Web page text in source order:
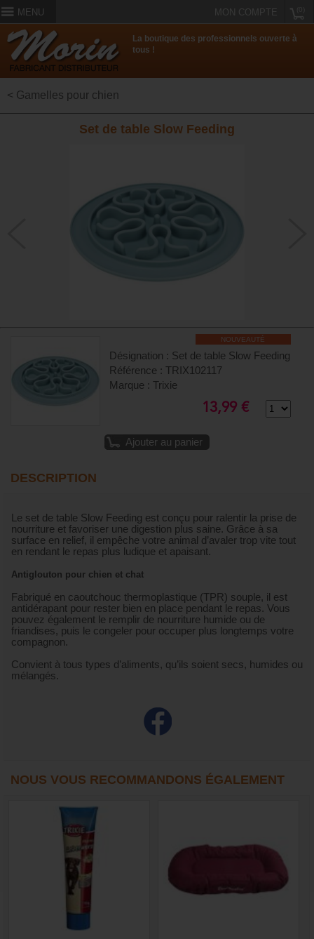
MENU MON COMPTE
La boutique des professionnels ouverte à
tous !
< Gamelles pour chien
Set de table Slow Feeding
NOUVEAUTÉ
Désignation : Set de table Slow Feeding
Référence : TRIX102117
Marque : Trixie
13,99 €
Ajouter au panier
DESCRIPTION
Le set de table Slow Feeding est conçu pour ralentir la prise de
nourriture et favoriser une digestion plus saine. Grâce à sa
surface en relief, il empêche votre animal d’avaler trop vite tout
en rendant le repas plus ludique et apaisant.
Antiglouton pour chien et chat
Fabriqué en caoutchouc thermoplastique (TPR) souple, il est
antidérapant pour rester bien en place pendant le repas. Vous
pouvez également le remplir de nourriture humide ou de
friandises, puis le congeler pour occuper plus longtemps votre
compagnon.
Convient à tous types d’aliments, qu’ils soient secs, humides ou
mélangés.
NOUS VOUS RECOMMANDONS ÉGALEMENT